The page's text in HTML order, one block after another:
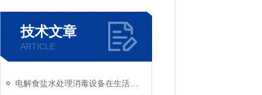
技术文章
ARTICLE